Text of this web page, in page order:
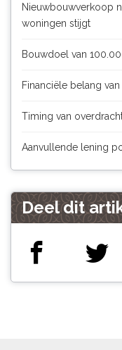
Nieuwbouwverkoop
woningen stijgt
Bouwdoel van
Financiële belang
Timing van
Aanvullende lening
Deel dit